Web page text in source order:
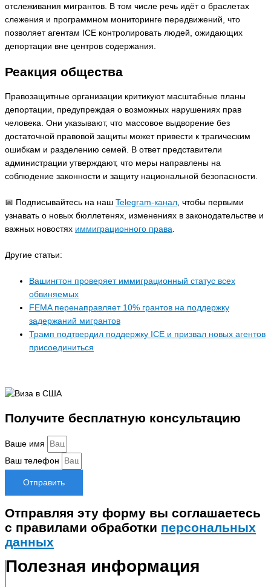
отслеживания мигрантов. В том числе речь идёт о браслетах
слежения и программном мониторинге передвижений, что
позволяет агентам ICE контролировать людей, ожидающих
депортации вне центров содержания.
Реакция общества
Правозащитные организации критикуют масштабные планы
депортации, предупреждая о возможных нарушениях прав
человека. Они указывают, что массовое выдворение без
достаточной правовой защиты может привести к трагическим
ошибкам и разделению семей. В ответ представители
администрации утверждают, что меры направлены на
соблюдение законности и защиту национальной безопасности.
📅 Подписывайтесь на наш Telegram-канал , чтобы первыми
узнавать о новых бюллетенях, изменениях в законодательстве и
важных новостях иммиграционного права
Другие статьи:
Вашингтон проверяет иммиграционный статус всех
обвиняемых
FEMA перенаправляет 10% грантов на поддержку
задержаний мигрантов
Трамп подтвердил поддержку ICE и призвал новых агентов
присоединиться
Получите бесплатную консультацию
Ваше имя
Ваш телефон
Отправить
Отправляя эту форму вы соглашаетесь
с правилами обработки персональных
данных
Полезная информация